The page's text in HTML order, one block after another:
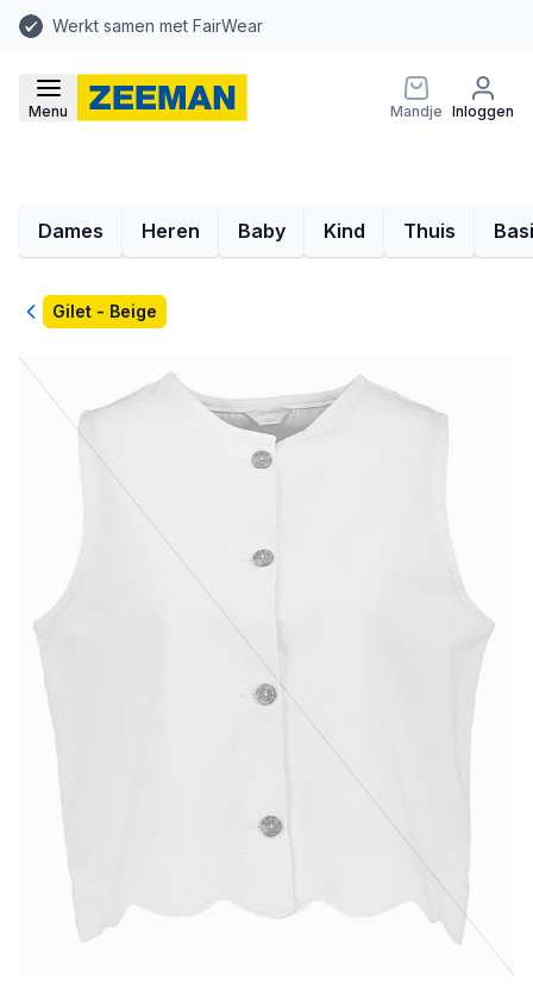
Werkt samen met FairWear
Menu Mandje Inloggen
Dames Heren Baby Kind Thuis
TerugGilet - Beige